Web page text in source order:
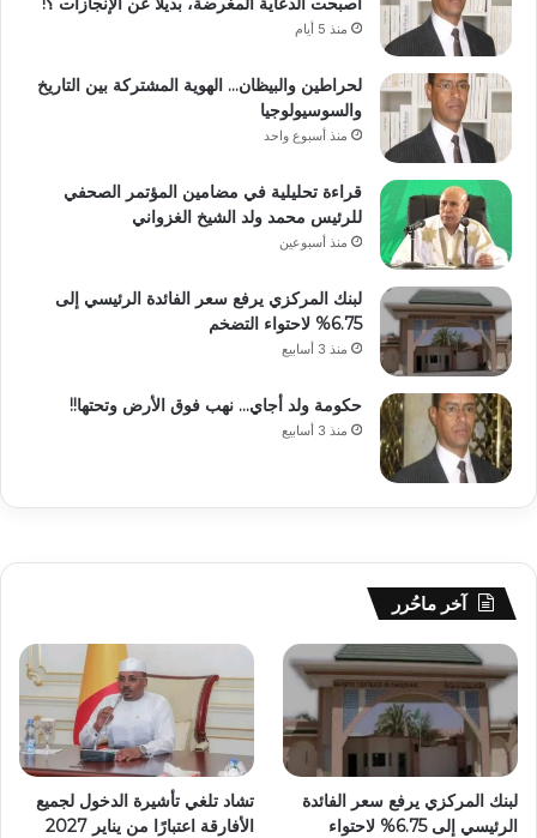
منذ 5 أيام
لحراطين والبيظان… الهوية المشتركة بين التاريخ
والسوسيولوجيا
منذ أسبوع واحد
قراءة تحليلية في مضامين المؤتمر الصحفي
للرئيس محمد ولد الشيخ الغزواني
منذ أسبوعين
لبنك المركزي يرفع سعر الفائدة الرئيسي إلى
6.75% لاحتواء التضخم
منذ 3 أسابيع
حكومة ولد أجاي… نهب فوق الأرض وتحتها!!
منذ 3 أسابيع
آخر ماحُرر
لبنك المركزي يرفع سعر الفائدة
الرئيسي إلى 6.75% لاحتواء
تشاد تلغي تأشيرة الدخول لجميع
الأفارقة اعتبارًا من يناير 2027